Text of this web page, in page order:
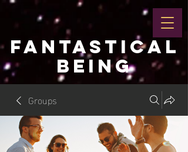
FANTASTICAL
BEING
Groups